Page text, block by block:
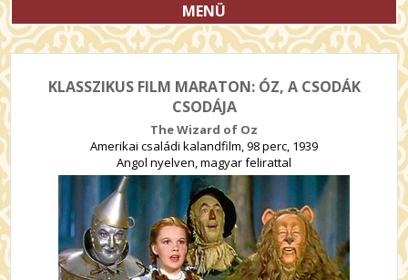
MENÜ
KLASSZIKUS FILM MARATON: ÓZ, A CSODÁK
CSODÁJA
The Wizard of Oz
Amerikai családi kalandfilm, 98 perc, 1939
Angol nyelven, magyar felirattal